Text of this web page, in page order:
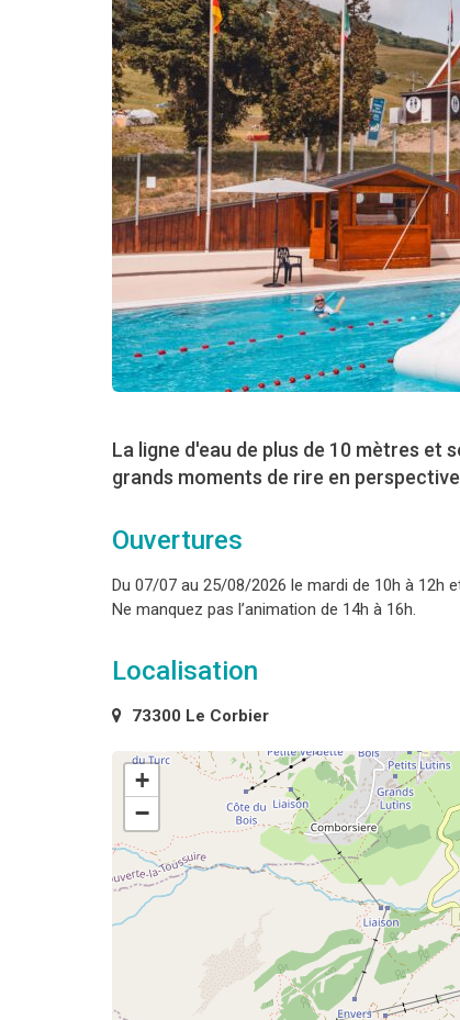
La ligne d'eau de plus de 10 mètres et
grands moments de rire en
Ouvertures
Du 07/07 au 25/08/2026 le mardi de 10h à 12h
Ne manquez pas l’animation de 14h à 16h.
Localisation
73300 Le Corbier
+
−